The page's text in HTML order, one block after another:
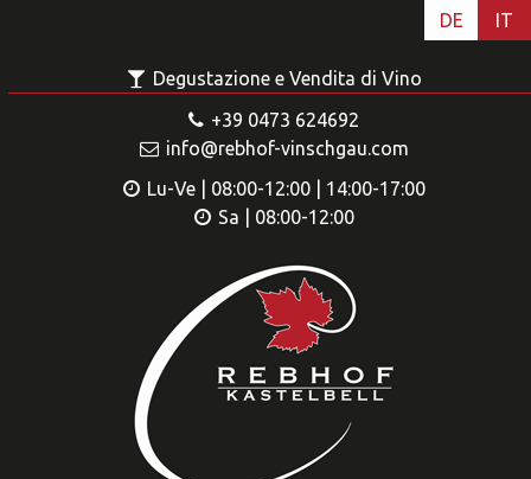
DE IT
Degustazione e Vendita di Vino
+39 0473 624692
info@rebhof-vinschgau.com
Lu-Ve | 08:00-12:00 | 14:00-17:00
Sa | 08:00-12:00